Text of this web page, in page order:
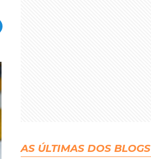
AS ÚLTIMAS DOS BLOGS